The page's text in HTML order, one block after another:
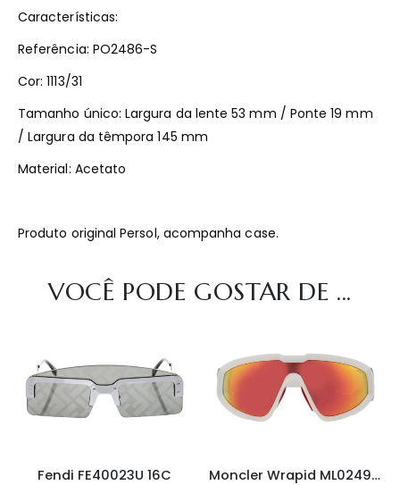
Características:
Referência: PO2486-S
Cor: 1113/31
Tamanho único: Largura da lente 53 mm / Ponte 19 mm
/ Largura da têmpora 145 mm
Material: Acetato
Produto original Persol, acompanha case.
VOCÊ PODE GOSTAR DE ...
Fendi FE40023U 16C Moncler Wrapid ML0249 21G